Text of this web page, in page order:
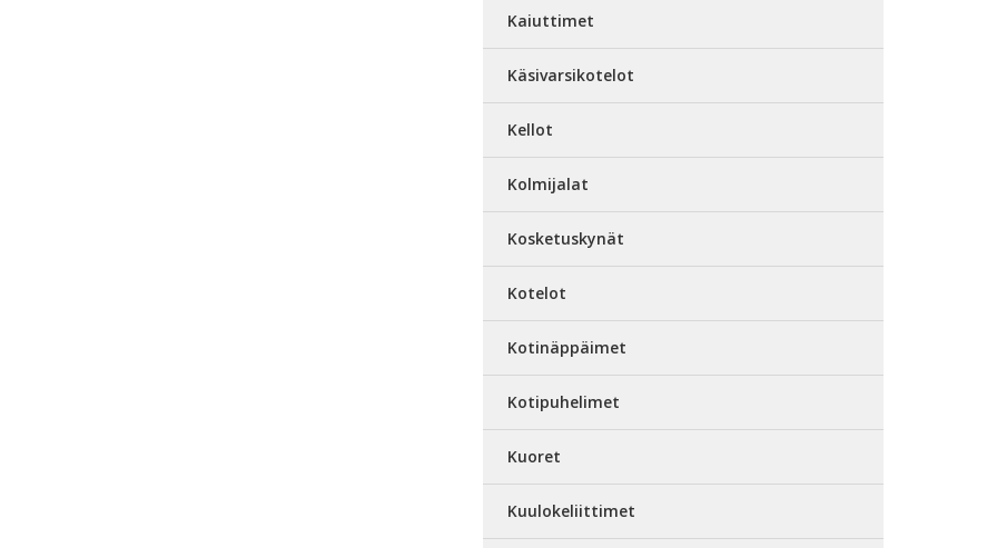
Kaiuttimet
Käsivarsikotelot
Kellot
Kolmijalat
Kosketuskynät
Kotelot
Kotinäppäimet
Kotipuhelimet
Kuoret
Kuulokeliittimet